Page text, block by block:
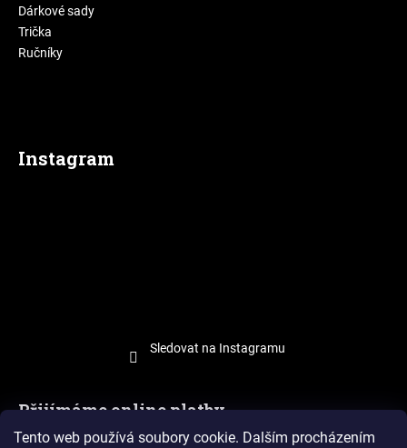
Tento web používá soubory cookie. Dalším procházením
Dárkové sady
Trička
Ručníky
Instagram
Sledovat na Instagramu
Přijímáme online platby